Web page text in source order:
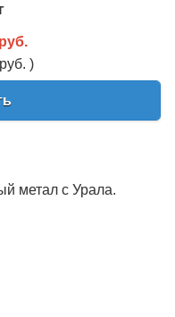
руб.
)
метал с Урала.